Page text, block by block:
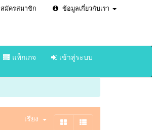
สมัครสมาชิก ข้อมูลเกี่ยวกับเรา
แพ็กเกจ เข้าสู่ระบบ
เรียง